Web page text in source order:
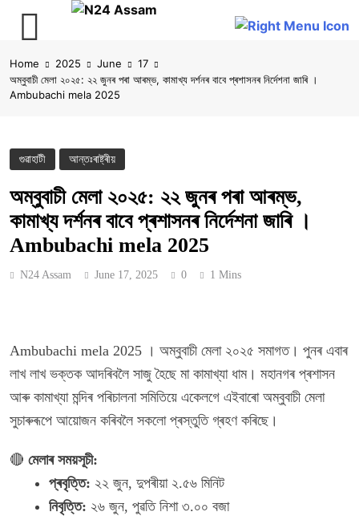
to
content
Home 2025 June
17
অম্বুবাচী মেলা ২০২৫: ২২ জুনৰ পৰা আৰম্ভ, কামাখ্য দৰ্শনৰ বাবে প্ৰশাসনৰ নিৰ্দেশনা জাৰি ।
Ambubachi mela 2025
গুৱাহাটী আন্তঃৰাষ্ট্ৰীয়
অম্বুবাচী মেলা ২০২৫: ২২ জুনৰ পৰা আৰম্ভ,
কামাখ্য দৰ্শনৰ বাবে প্ৰশাসনৰ নিৰ্দেশনা জাৰি ।
Ambubachi mela 2025
N24 Assam June 17, 2025 0 1 Mins
Ambubachi mela 2025 । অম্বুবাচী মেলা ২০২৫ সমাগত। পুনৰ এবাৰ
লাখ লাখ ভক্তক আদৰিবলৈ সাজু হৈছে মা কামাখ্যা ধাম। মহানগৰ প্ৰশাসন
আৰু কামাখ্যা মন্দিৰ পৰিচালনা সমিতিয়ে একেলগে এইবাৰো অম্বুবাচী মেলা
সুচাৰুৰূপে আয়োজন কৰিবলৈ সকলো প্ৰস্তুতি গ্ৰহণ কৰিছে।
🔴 মেলাৰ সময়সূচী:
প্ৰবৃত্তি: ২২ জুন, দুপৰীয়া ২.৫৬ মিনিট
নিবৃত্তি: ২৬ জুন, পুৱতি নিশা ৩.০০ বজা